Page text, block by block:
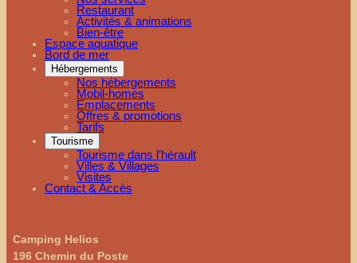
Restaurant
Activités & animations
Bien-être
Espace aquatique
Bord de mer
Hébergements
Nos hébergements
Mobil-homes
Emplacements
Offres & promotions
Tarifs
Tourisme
Tourisme dans l’hérault
Villes & Villages
Visites
Contact & Accès
Camping Helios
196 Chemin du Poste